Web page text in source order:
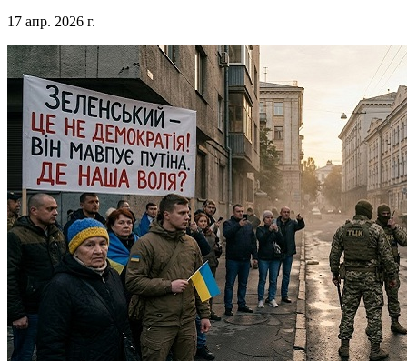
17 апр. 2026 г.